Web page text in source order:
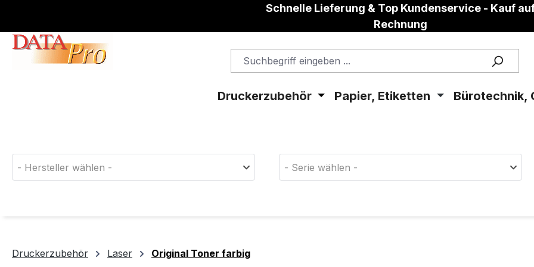
Schnelle Lieferung & Top Kundenservice - Kauf
Rechnung
Druckerzubehör Papier, Etiketten Bürotechnik,
- Hersteller wählen - - Serie wählen -
Druckerzubehör Laser Original Toner farbig